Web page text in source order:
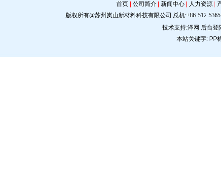
首页| 公司简介| 新闻中心| 人力资源|
版权所有@苏州岚山新材料科技有限公司 总机:+86-512-5365
技术支持:泽网 后台登
本站关键字: PP